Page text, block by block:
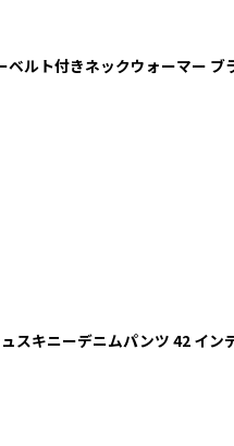
ベルト付きネックウォーマー
スキニーデニムパンツ 42 イ